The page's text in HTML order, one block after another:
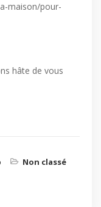
maison/pour-
hâte de vous
Non classé